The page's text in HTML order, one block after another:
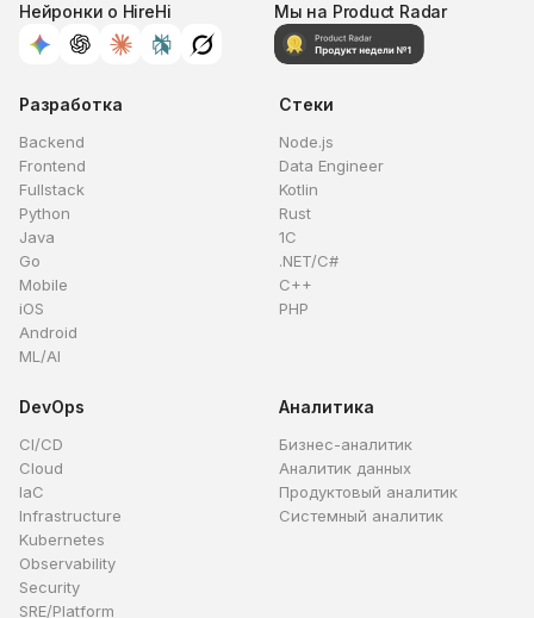
Нейронки о HireHi Мы на Product Radar
Разработка
Backend
Frontend
Fullstack
Python
Java
Go
Mobile
iOS
Android
ML/AI
Стеки
Node.js
Data Engineer
Kotlin
Rust
1C
.NET/C#
C++
PHP
DevOps
CI/CD
Cloud
IaC
Infrastructure
Kubernetes
Observability
Security
SRE/Platform
Аналитика
Бизнес-аналитик
Аналитик данных
Продуктовый аналитик
Системный аналитик